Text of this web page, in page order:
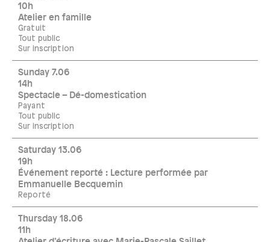
10h
Atelier en famille
Gratuit
Tout public
Sur inscription
Sunday 7.06
14h
Spectacle – Dé-domestication
Payant
Tout public
Sur inscription
Saturday 13.06
19h
Événement reporté : Lecture performée par
Emmanuelle Becquemin
Reporté
Thursday 18.06
11h